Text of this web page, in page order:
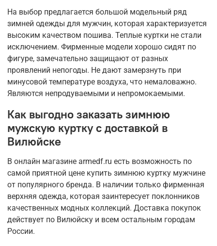
На выбор предлагается большой модельный ряд
зимней одежды для мужчин, которая характеризуется
высоким качеством пошива. Теплые куртки не стали
исключением. Фирменные модели хорошо сидят по
фигуре, замечательно защищают от разных
проявлений непогоды. Не дают замерзнуть при
минусовой температуре воздуха, что немаловажно.
Являются непродуваемыми и непромокаемыми.
Как выгодно заказать зимнюю
мужскую куртку с доставкой в
Вилюйске
В онлайн магазине armedf.ru есть возможность по
самой приятной цене купить зимнюю куртку мужчине
от популярного бренда. В наличии только фирменная
верхняя одежда, которая заинтересует поклонников
качественных модных коллекций. Доставка покупок
действует по Вилюйску и всем остальным городам
России.